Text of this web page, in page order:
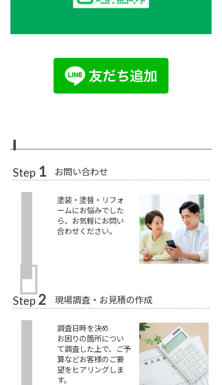
Step 1 お問い合わせ
塗装・塗替・リフォ
ームにお悩みでした
ら、お気軽にお問い
合わせください。
Step 2 現場調査・お見積の作成
調査日時を決め
お困りの箇所につい
て調査した上で、ご予
算などお客様のご要
望をヒアリングしま
す。